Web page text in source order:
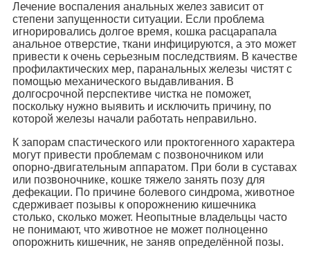
Лечение воспаления анальных желез зависит от
степени запущенности ситуации. Если проблема
игнорировались долгое время, кошка расцарапала
анальное отверстие, ткани инфицируются, а это может
привести к очень серьезным последствиям. В качестве
профилактических мер, паранальных железы чистят с
помощью механического выдавливания. В
долгосрочной перспективе чистка не поможет,
поскольку нужно выявить и исключить причину, по
которой железы начали работать неправильно.
К запорам спастического или проктогенного характера
могут привести проблемам с позвоночником или
опорно-двигательным аппаратом. При боли в суставах
или позвоночнике, кошке тяжело занять позу для
дефекации. По причине болевого синдрома, животное
сдерживает позывы к опорожнению кишечника
столько, сколько может. Неопытные владельцы часто
не понимают, что животное не может полноценно
опорожнить кишечник, не заняв определённой позы.